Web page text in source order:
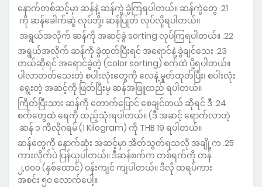
နောက်တစ်ဆင့်မှာ ဆန်နဲ့ ဆန်ကွဲ ခွဲကြရပါတယ်။ ဆန်ကွဲတွေ
ကို ဆန်ခေါက်ဆွဲ လုပ်ဘို့၊ ဆန်ပြုတ် လုပ်လို့ရပါတယ်။
အရွယ်အလိုက် ဆန်ကို အဆင့်ခွဲ sorting လုပ်ကြရပါတယ်။
အရွယ်အလိုက် ဆန်ကို ခွဲထုတ်ပြီးရင် အရောင်နဲ့ ခွဲချင်သေး
တယ်ဆိုရင် အရောင်ခွဲတဲ့ (color sorting) စက်ထဲ ပို့ရပါတယ်။
ပါလာတတ်သေးတဲ့ စပါးလုံးတွေကို လေနဲ့ မှုတ်ထုတ်ပြီး၊ စပါးလုံး
ရွေးတဲ့ အဆင့်ကို ဖြတ်ပြီးမှ ဆန်အဖြူထည် ရပါတယ်။
ကြိတ်ပြီးသား ဆန်ကို တောက်ပြောင် စေချင်တယ် ဆိုရင် ဒီ
စက်တွေထဲ ရေကို ထည့်သုံးရပါတယ်။ (ဒီ အဆင့် ရောက်လာတဲ့
ဆန် ၁ ကီလိုဂရမ် (1 Kilogram) ကို THB 19 ‌ရပါတယ်။
ဆန်တွေကို နောက်ဆုံး အဆင့်မှာ အိတ်သွတ်ရသလို အချို့က
ကားလိုက်ပဲ ပြန်ယူပါတယ်။ ဒီဆန်စက်က တစ်ရက်ကို တန်
၂,၀၀၀ (နှစ်ထောင်) ဝန်းကျင် ကျပါတယ်။ ဒီလို ထရပ်ကား
အစင်း ၅၀ လောက်ပေါ့။